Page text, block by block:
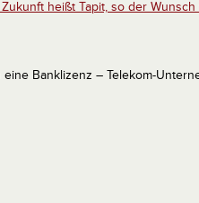
heißt Tapit, so der Wunsch
Banklizenz – Telekom-